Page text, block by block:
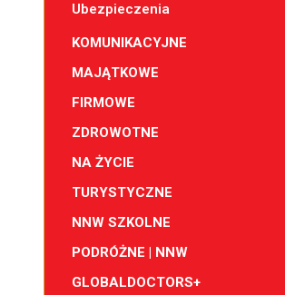
Ubezpieczenia
KOMUNIKACYJNE
MAJĄTKOWE
FIRMOWE
ZDROWOTNE
NA ŻYCIE
TURYSTYCZNE
NNW SZKOLNE
PODRÓŻNE | NNW
GLOBALDOCTORS+